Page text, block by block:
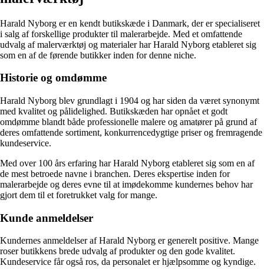
Harald Nyborg er en kendt butikskæde i Danmark, der er specialiseret
i salg af forskellige produkter til malerarbejde. Med et omfattende
udvalg af malerværktøj og materialer har Harald Nyborg etableret sig
som en af de førende butikker inden for denne niche.
Historie og omdømme
Harald Nyborg blev grundlagt i 1904 og har siden da været synonymt
med kvalitet og pålidelighed. Butikskæden har opnået et godt
omdømme blandt både professionelle malere og amatører på grund af
deres omfattende sortiment, konkurrencedygtige priser og fremragende
kundeservice.
Med over 100 års erfaring har Harald Nyborg etableret sig som en af
de mest betroede navne i branchen. Deres ekspertise inden for
malerarbejde og deres evne til at imødekomme kundernes behov har
gjort dem til et foretrukket valg for mange.
Kunde anmeldelser
Kundernes anmeldelser af Harald Nyborg er generelt positive. Mange
roser butikkens brede udvalg af produkter og den gode kvalitet.
Kundeservice får også ros, da personalet er hjælpsomme og kyndige.